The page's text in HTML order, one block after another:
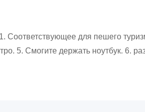
Соответствующее для пешего
5. Смогите держать ноутбук. 6.